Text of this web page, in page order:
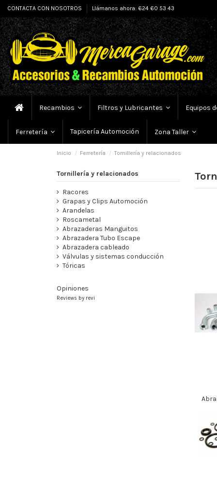
CONTACTA CON NOSOTROS Llámanos ahora: 624 60 53 43
Recambios Filtros y Lubricantes Equipos
Ferretería Tapicería Automoción Zona Taller
Inicio Ferretería Tornillería y relacionados
Tornillería y relacionados
Racores
Grapas y Clips Automoción
Arandelas
Roscametal
Abrazaderas Manguitos
Abrazadera Tubo Escape
Abrazadera cableado
Válvulas y sistemas conducción
Tóricas
Opiniones
Reviews by revi